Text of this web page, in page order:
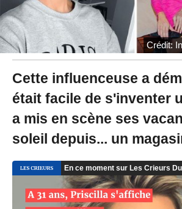
8
:
-
M
i
à
o
r
e
2
0
/
Crédit:
Cette influenceuse a
était facile de s'inventer
a mis en scène ses
soleil depuis... un